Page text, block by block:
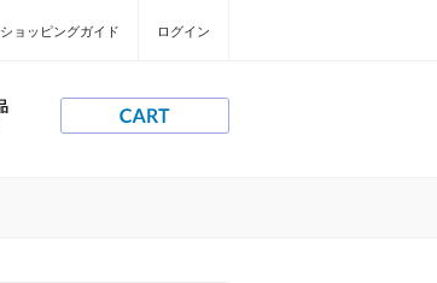
ショッピングガイド ログイン